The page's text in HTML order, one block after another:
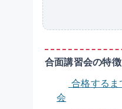
合面講習会の特徴
合格する
会